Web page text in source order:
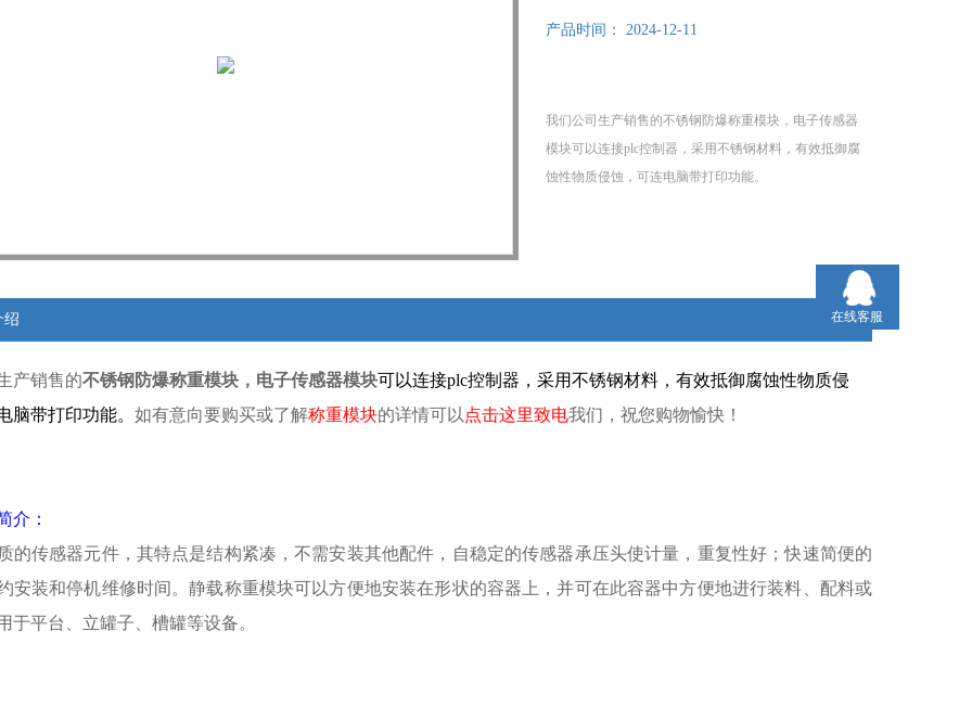
产品时间： 2024-12-11
我们公司生产销售的不锈钢防爆称重模块，电子传感器
模块可以连接plc控制器，采用不锈钢材料，有效抵御腐
蚀性物质侵蚀，可连电脑带打印功能。
绍
产销售的不锈钢防爆称重模块，电子传感器模块可以连接plc控制器，采用不锈钢材料，有效抵御腐蚀性物质侵
脑带打印功能。 如有意向要购买或了解称重模块的详情可以 点击这里致电我们，祝您购物愉快！
介：
的传感器元件，其特点是结构紧凑，不需安装其他配件，自稳定的传感器承压头使计量，重复性好；快速简便的
安装和停机维修时间。静载称重模块可以方便地安装在形状的容器上，并可在此容器中方便地进行装料、配料或
于平台、立罐子、槽罐等设备。
在线客服